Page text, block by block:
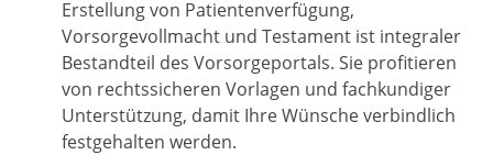
Erstellung von Patientenverfügung,
Vorsorgevollmacht und Testament ist integraler
Bestandteil des Vorsorgeportals. Sie profitieren
von rechtssicheren Vorlagen und fachkundiger
Unterstützung, damit Ihre Wünsche verbindlich
festgehalten werden.